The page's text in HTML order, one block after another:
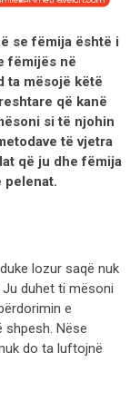
se fëmija është i
fëmijës në
ta mësojë këtë
që kanë
si të njohin
të vjetra
që ju dhe fëmija
pelenat.
lozur saqë nuk
Ju duhet ti mësoni
e
shpesh. Nëse
do ta luftojnë